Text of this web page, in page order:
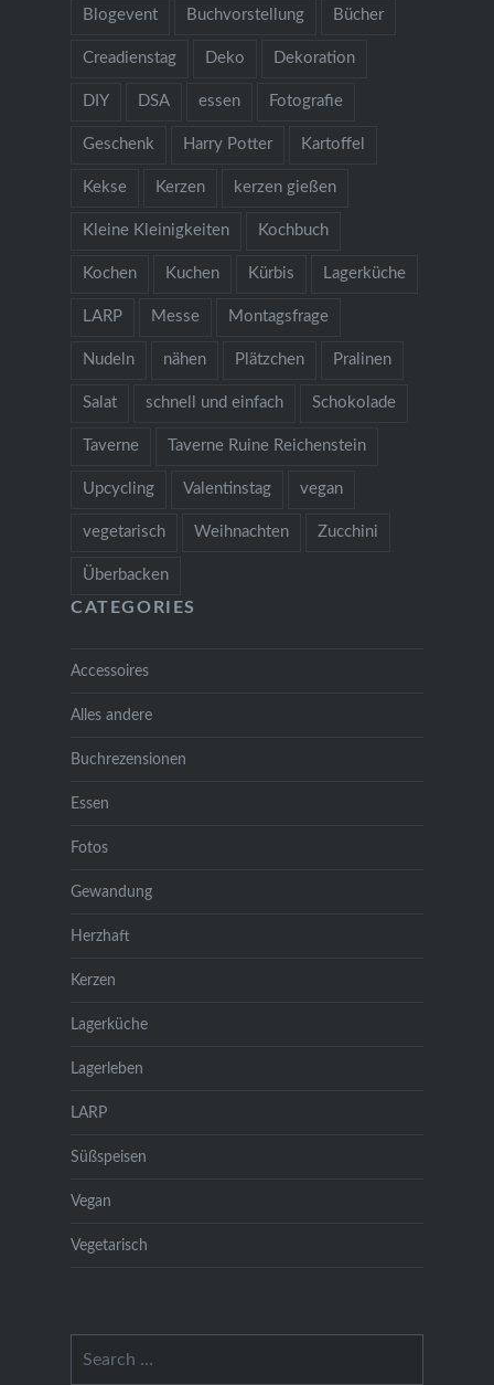
Blogevent Buchvorstellung Bücher
Creadienstag Deko Dekoration
DIY DSA essen Fotografie
Geschenk Harry Potter Kartoffel
Kekse Kerzen kerzen gießen
Kleine Kleinigkeiten Kochbuch
Kochen Kuchen Kürbis Lagerküche
LARP Messe Montagsfrage
Nudeln nähen Plätzchen Pralinen
Salat schnell und einfach Schokolade
Taverne Taverne Ruine Reichenstein
Upcycling Valentinstag vegan
vegetarisch Weihnachten Zucchini
Überbacken
CATEGORIES
Accessoires
Alles andere
Buchrezensionen
Essen
Fotos
Gewandung
Herzhaft
Kerzen
Lagerküche
Lagerleben
LARP
Süßspeisen
Vegan
Vegetarisch